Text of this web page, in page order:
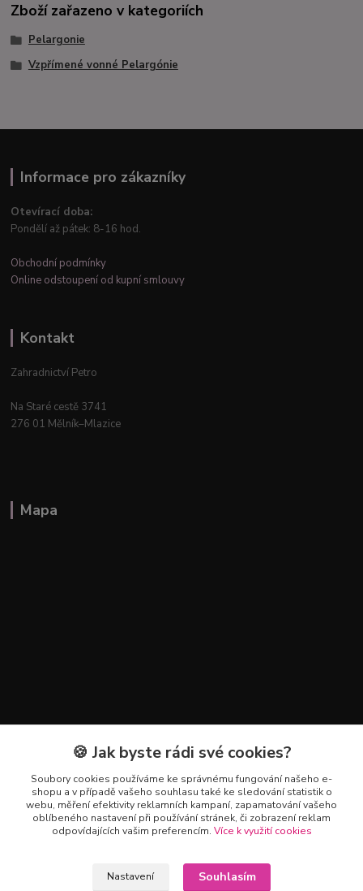
Zboží zařazeno v kategoriích
Pelargonie
Vzpřímené vonné Pelargónie
Informace pro zákazníky
Otevírací doba:
Pondělí až pátek: 8-16 hod.
Obchodní podmínky
Online odstoupení od kupní smlouvy
Kontakt
Zahradnictví Petro
Na Staré cestě 3741
276 01 Mělník–Mlazice
Mapa
Kontakty
+420 602 223 614
info@zahradnictvipetro.cz
🍪 Jak byste rádi své cookies?
Soubory cookies používáme ke správnému fungování našeho e-
shopu a v případě vašeho souhlasu také ke sledování statistik o
webu, měření efektivity reklamních kampaní, zapamatování vašeho
oblíbeného nastavení při používání stránek, či zobrazení reklam
odpovídajících vašim preferencím. Více k využití cookies
Nastavení Souhlasím